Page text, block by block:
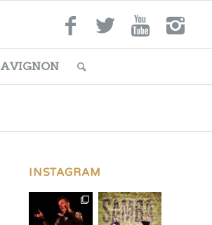
AVIGNON
INSTAGRAM